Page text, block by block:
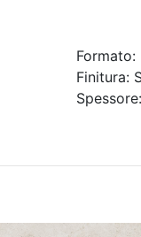
Formato:
Finitura:
Spessore: